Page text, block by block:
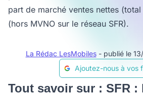
part de marché ventes nettes
(hors MVNO sur le réseau SFR).
La Rédac LesMobiles - publié le
Ajoutez-nous à vos
Tout savoir sur : SFR :